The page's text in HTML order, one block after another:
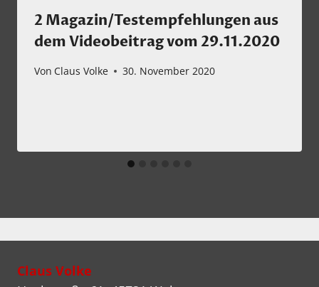
2 Magazin/Testempfehlungen aus
dem Videobeitrag vom 29.11.2020
Von Claus Volke 30. November 2020
Claus Volke